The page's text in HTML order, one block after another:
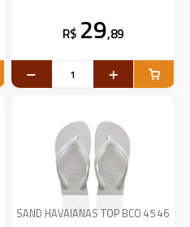
R$ 29,89
SAND HAVAIANAS TOP BCO 45 46